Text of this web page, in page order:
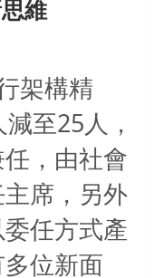
維
架構精
減至25人，
，由社會
席，另外
任方式產
位新面